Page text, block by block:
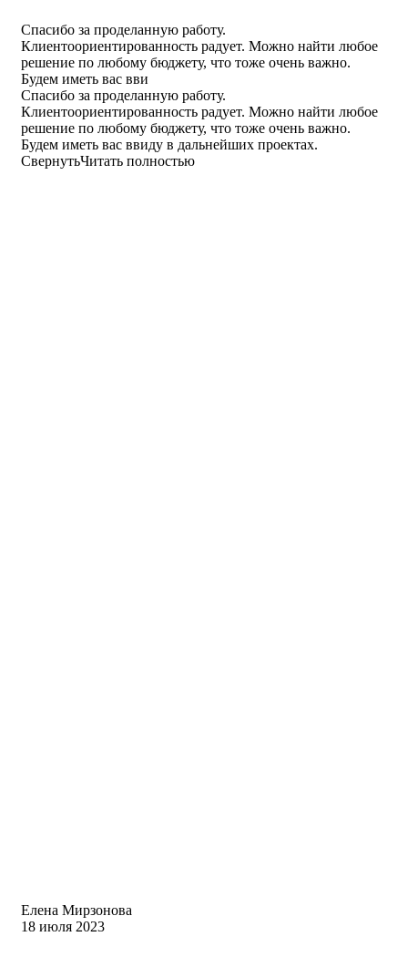
Спасибо за проделанную работу.
Клиентоориентированность радует. Можно найти любое
решение по любому бюджету, что тоже очень важно.
Будем иметь вас вви
Спасибо за проделанную работу.
Клиентоориентированность радует. Можно найти любое
решение по любому бюджету, что тоже очень важно.
Будем иметь вас ввиду в дальнейших проектах.
СвернутьЧитать полностью
Елена Мирзонова
18 июля 2023